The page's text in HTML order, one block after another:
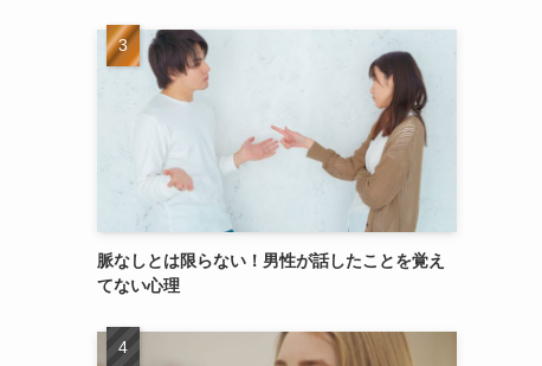
脈なしとは限らない！男性が話したことを覚え
てない心理